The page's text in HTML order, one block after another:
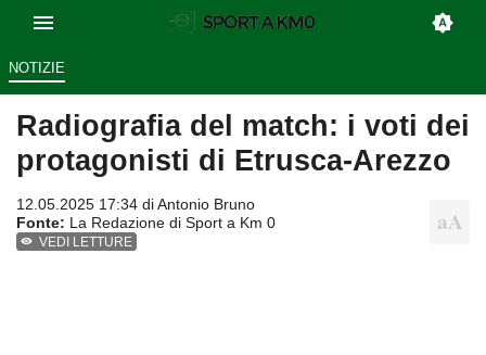
NOTIZIE
Radiografia del match: i voti dei
protagonisti di Etrusca-Arezzo
12.05.2025 17:34 diAntonio Bruno
Fonte: La Redazione di Sport a Km 0
VEDI LETTURE